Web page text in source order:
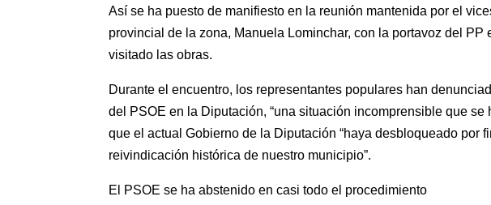
Así se ha puesto de manifiesto en la reunión mantenida por el
provincial de la zona, Manuela Lominchar, con la portavoz del
visitado las obras.
Durante el encuentro, los representantes populares han
del PSOE en la Diputación, “una situación incomprensible que
que el actual Gobierno de la Diputación “haya desbloqueado
reivindicación histórica de nuestro municipio”.
El PSOE se ha abstenido en casi todo el procedimiento